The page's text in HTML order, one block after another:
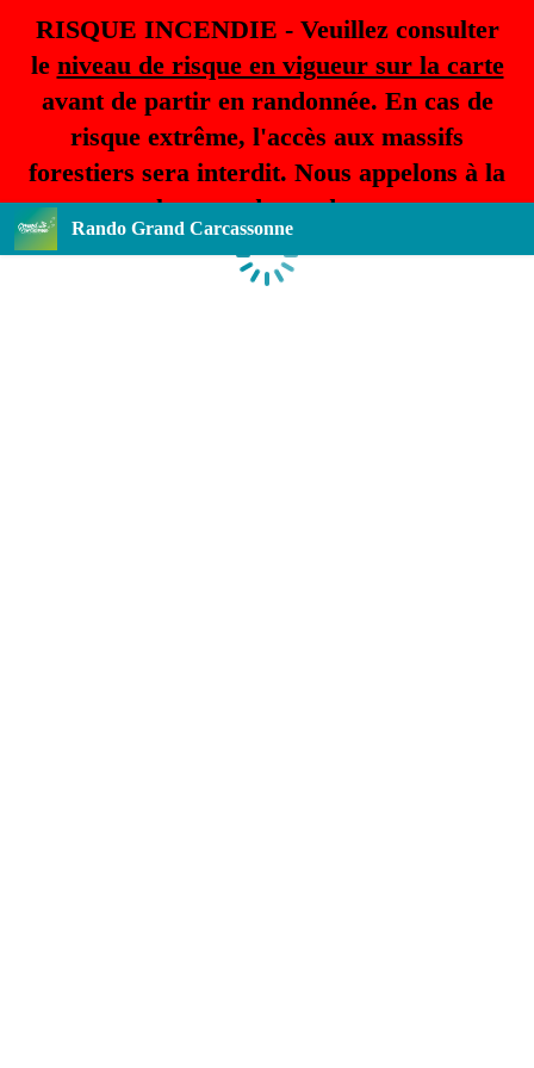
RISQUE INCENDIE - Veuillez consulter
le niveau de risque en vigueur sur la carte
avant de partir en randonnée. En cas de
risque extrême, l'accès aux massifs
forestiers sera interdit. Nous appelons à la
plus grande prudence.
Rando Grand Carcassonne
Loading